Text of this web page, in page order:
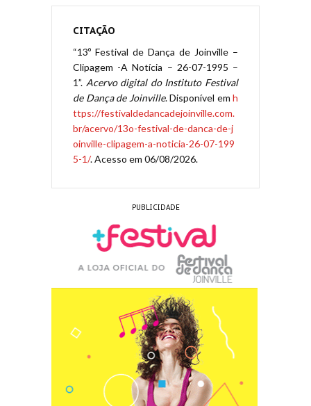
CITAÇÃO
“13º Festival de Dança de Joinville –
Clipagem -A Notícia – 26-07-1995 –
1”. Acervo digital do Instituto Festival
de Dança de Joinville. Disponível em h
ttps://festivaldedancadejoinville.com.
br/acervo/13o-festival-de-danca-de-j
oinville-clipagem-a-noticia-26-07-199
5-1/. Acesso em 06/08/2026.
PUBLICIDADE